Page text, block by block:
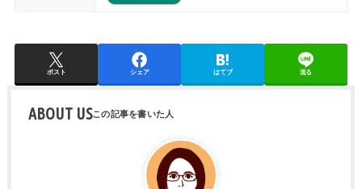
ポスト シェア はてブ 送る
ABOUT US